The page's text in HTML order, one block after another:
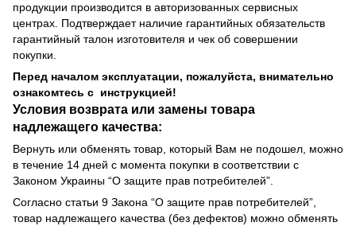
продукции производится в авторизованных сервисных
центрах. Подтверждает наличие гарантийных обязательств
гарантийный талон изготовителя и чек об совершении
покупки.
Перед началом эксплуатации, пожалуйста, внимательно
ознакомтесь с инструкцией!
Условия возврата или замены товара
надлежащего качества:
Вернуть или обменять товар, который Вам не подошел, можно
в течение 14 дней с момента покупки в соответствии с
Законом Украины “О защите прав потребителей”.
Согласно статьи 9 Закона “О защите прав потребителей”,
товар надлежащего качества (без дефектов) можно обменять